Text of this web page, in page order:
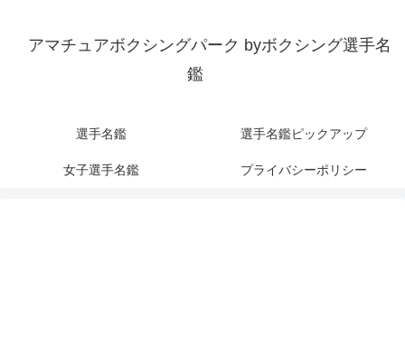
アマチュアボクシングパーク byボクシング選手名
鑑
選手名鑑 選手名鑑ピックアップ
女子選手名鑑 プライバシーポリシー